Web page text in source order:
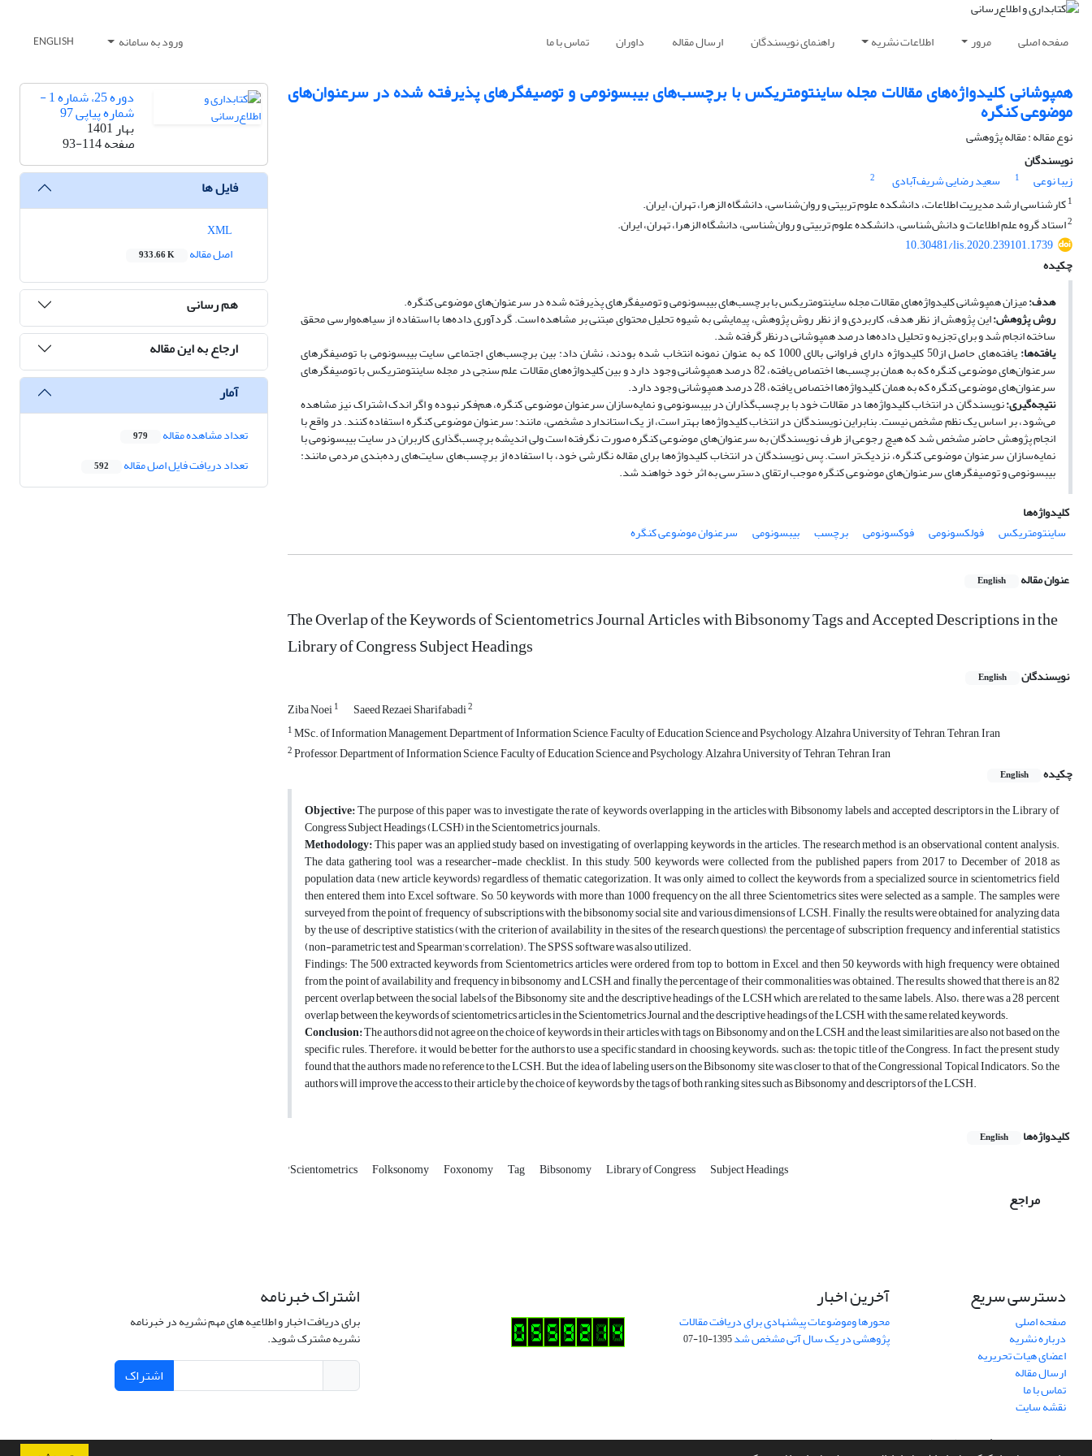
صفحه اصلی مرور اطلاعات نشریه راهنمای نویسندگان ارسال مقاله داوران تماس با ما ورود به سامانه ENGLISH
همپوشانی کلیدواژه‌های مقالات مجله ساینتومتریکس با برچسب‌های بیبسونومی و توصیفگرهای پذیرفته شده در سرعنوان‌های
موضوعی کنگره
نوع مقاله : مقاله پژوهشی
نویسندگان
زیبا نوعی
1 سعید رضایی شریف‌آبادی
2
1کارشناسی ارشد مدیریت اطلاعات، دانشکده علوم تربیتی و روان‌شناسی، دانشگاه الزهرا، تهران، ایران.
2استاد گروه علم اطلاعات و دانش‏‌شناسی، دانشکده علوم تربیتی و روان‌شناسی، دانشگاه الزهرا، تهران، ایران.
10.30481/lis.2020.239101.1739
چکیده
هدف:میزان همپوشانی کلیدواژه‌های مقالات مجله ساینتومتریکس با برچسب‌های بیبسونومی و توصیفگرهای پذیرفته شده در سرعنوان‌های موضوعی کنگره.
روش پژوهش:این پژوهش از نظر هدف، کاربردی و از نظر روش پژوهش، پیمایشی به شیوه‌ تحلیل محتوای مبتنی بر مشاهده است. گردآوری داده‌ها با استفاده از سیاهه‌وارسی محقق
ساخته انجام شد و برای تجزیه و تحلیل داده‌ها درصد همپوشانی درنظر گرفته شد.
یافته‌ها: یافته‌های حاصل از50 کلیدواژه دارای فراوانی بالای 1000 که به عنوان نمونه انتخاب شده بودند، نشان داد: بین برچسب‌های اجتماعی سایت بیبسونومی با توصیفگرهای
سرعنوان‌های موضوعی کنگره که به همان برچسب‌ها اختصاص یافته، 82 درصد همپوشانی وجود دارد و بین کلیدواژه‌های مقالات علم سنجی در مجله ساینتومتریکس با توصیفگرهای
سرعنوان‌های موضوعی کنگره که به همان کلیدواژه‌ها اختصاص یافته، 28 درصد همپوشانی وجود دارد.
نتیجه‌گیری:نویسندگان در انتخاب کلیدواژه‌ها در مقالات خود با برچسب‌گذاران در بیبسونومی و نمایه‌سازان سرعنوان موضوعی کنگره، هم‌فکر نبوده و اگر اندک اشتراک نیز مشاهده
می‌شود، بر اساس یک نظم مشخص نیست. بنابراین نویسندگان در انتخاب کلیدواژه‌ها بهتر است، از یک استاندارد مشخصی، مانند: سرعنوان موضوعی کنگره استفاده کنند. در واقع با
انجام پژوهش حاضر مشخص شد که هیچ رجوعی از طرف نویسندگان به سرعنوان‌های موضوعی کنگره صورت نگرفته است ولی اندیشه برچسب‌گذاری کاربران در سایت بیبسونومی با
نمایه‌سازان سرعنوان موضوعی کنگره، نزدیک‌تر است. پس نویسندگان در انتخاب کلیدواژه‌ها‌ برای مقاله نگارشی خود، با استفاده از برچسب‌های سایت‌های رده‌بندی مردمی مانند:
بیبسونومی و توصیفگرهای سرعنوان‌های موضوعی کنگره موجب ارتقای دسترسی به اثر خود خواهند شد.
کلیدواژه‌ها
ساینتومتریکس
فولکسونومی فوکسونومی برچسب بیبسونومی سرعنوان ‌موضوعی کنگره
عنوان مقاله English
The Overlap of the Keywords of Scientometrics Journal Articles with Bibsonomy Tags and Accepted Descriptions in the
Library of Congress Subject Headings
نویسندگان English
Ziba Noei1 Saeed Rezaei Sharifabadi2
1MSc. of Information Management, Department of Information Science, Faculty of Education Science and Psychology, Alzahra University of Tehran, Tehran, Iran
2Professor, Department of Information Science, Faculty of Education Science and Psychology, Alzahra University of Tehran, Tehran, Iran
چکیده
English
Objective:The purpose of this paper was to investigate the rate of keywords overlapping in the articles with Bibsonomy labels and accepted descriptors in the Library of
Congress Subject Headings (LCSH) in the Scientometrics journals.
Methodology:This paper was an applied study based on investigating of overlapping keywords in the articles. The research method is an observational content analysis.
The data gathering tool was a researcher-made checklist. In this study, 500 keywords were collected from the published papers from 2017 to December of 2018 as
population data (new article keywords) regardless of thematic categorization. It was only aimed to collect the keywords from a specialized source in scientometrics field
then entered them into Excel software. So, 50 keywords with more than 1000 frequency on the all three Scientometrics sites were selected as a sample. The samples were
surveyed from the point of, frequency of subscriptions with the bibsonomy social site and various dimensions of LCSH. Finally, the results were obtained for analyzing data
by the use of descriptive statistics (with the criterion of availability in the sites of the research questions), the percentage of subscription frequency and inferential statistics
(non-parametric test and Spearman's correlation). The SPSS software was also utilized.
Findings: The 500 extracted keywords from Scientometrics articles were ordered from top to bottom in Excel, and then 50 keywords with high frequency were obtained
from the point of availability and frequency in bibsonomy and LCSH, and finally the percentage of their commonalities was obtained. The results showed that there is an 82
percent overlap between the social labels of the Bibsonomy site and the descriptive headings of the LCSH which are related to the same labels. Also، there was a 28 percent
overlap between the keywords of scientometrics articles in the Scientometrics Journal and the descriptive headings of the LCSH, with the same related keywords.
Conclusion:The authors did not agree on the choice of keywords in their articles with tags on Bibsonomy and on the LCSH, and the least similarities are also not based on the
specific rules. Therefore، it would be better for the authors to use a specific standard in choosing keywords، such as: the topic title of the Congress. In fact, the present study
found that the authors made no reference to the LCSH. But, the idea of ​​labeling users on the Bibsonomy site was closer to that of the Congressional Topical Indicators. So, the
authors will improve the access to their article by the choice of keywords by the tags of both ranking sites such as Bibsonomy and descriptors of the LCSH.
کلیدواژه‌ها English
'Scientometrics Folksonomy Foxonomy Tag Bibsonomy Library of Congress Subject Headings
مراجع
دوره 25، شماره 1 -
شماره پیاپی 97
بهار 1401
صفحه93-114
فایل ها
اصل مقاله
933.66 K
هم رسانی
ارجاع به این مقاله
آمار
تعداد مشاهده مقاله 979
تعداد دریافت فایل اصل مقاله 592
دسترسی سریع
صفحه اصلی
درباره نشریه
اعضای هیات تحریریه
ارسال مقاله
تماس با ما
نقشه سایت
آخرین اخبار
محورها وموضوعات پیشنهادی برای دریافت مقالات
پژوهشی در یک سال آتی مشخص شد1395-10-07
اشتراک خبرنامه
برای دریافت اخبار و اطلاعیه های مهم نشریه در خبرنامه
نشریه مشترک شوید.
اشتراک
سامانه مدیریت نشریات علمی.طراحی و پیاده سازی ازسیناوب